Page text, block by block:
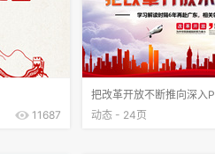
11687
把改革开放不断推向深入
动态 - 24页